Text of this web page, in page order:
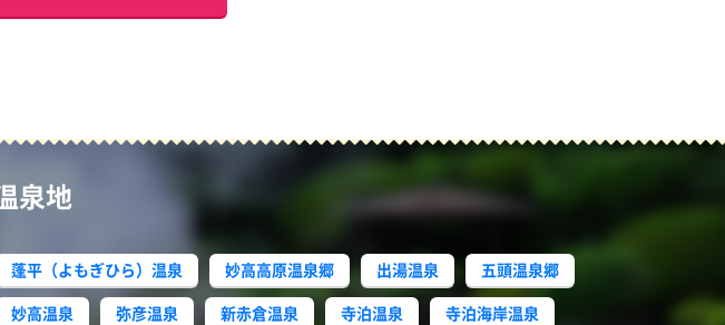
泉地
蓬平（よもぎひら）温泉 妙高高原温泉郷 出湯温泉
五頭温泉郷
妙高温泉 弥彦温泉 新赤倉温泉 寺泊温泉
寺泊海岸温泉